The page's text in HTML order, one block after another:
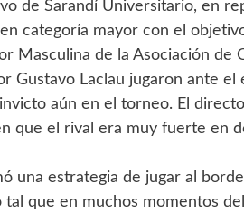
de Sarandí Universitario, en
categoría mayor con el
Masculina de la Asociación de
Gustavo Laclau jugaron ante
aún en el torneo. El
que el rival era muy fuerte en
una estrategia de jugar al
tal que en muchos momentos